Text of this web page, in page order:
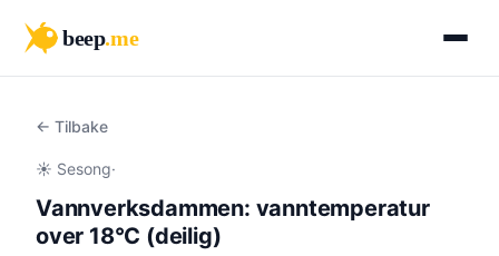
beep.me
← Tilbake
☀️ Sesong·
Vannverksdammen: vanntemperatur
over 18°C (deilig)